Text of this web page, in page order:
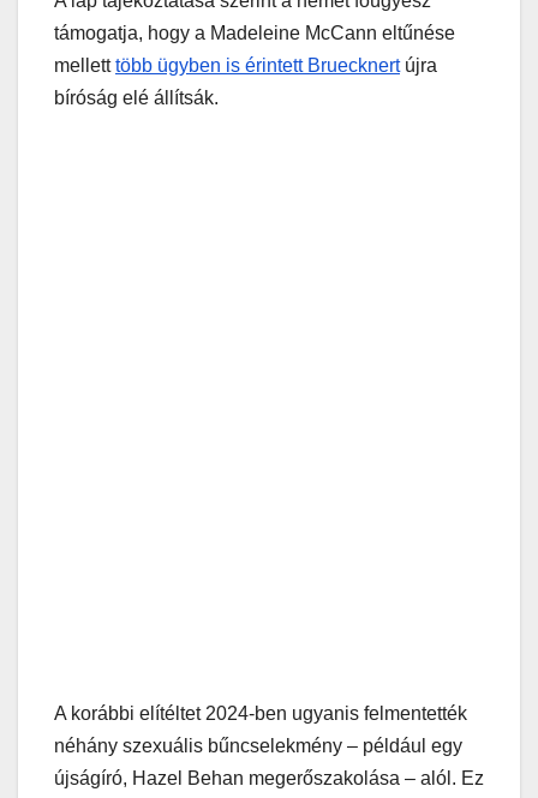
támogatja, hogy a Madeleine McCann eltűnése
melletttöbb ügyben is érintett Bruecknertújra
bíróság elé állítsák.
A korábbi elítéltet 2024-ben ugyanis felmentették
néhány szexuális bűncselekmény – például egy
újságíró, Hazel Behan megerőszakolása – alól. Ez